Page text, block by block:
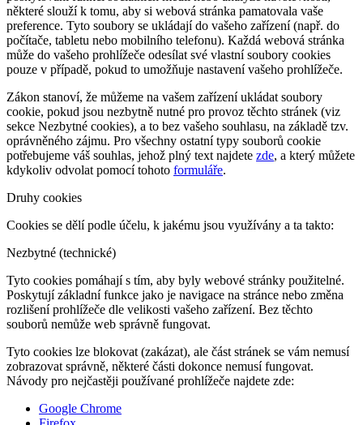
některé slouží k tomu, aby si webová stránka pamatovala vaše
preference. Tyto soubory se ukládají do vašeho zařízení (např. do
počítače, tabletu nebo mobilního telefonu). Každá webová stránka
může do vašeho prohlížeče odesílat své vlastní soubory cookies
pouze v případě, pokud to umožňuje nastavení vašeho prohlížeče.
Zákon stanoví, že můžeme na vašem zařízení ukládat soubory
cookie, pokud jsou nezbytně nutné pro provoz těchto stránek (viz
sekce Nezbytné cookies), a to bez vašeho souhlasu, na základě tzv.
oprávněného zájmu. Pro všechny ostatní typy souborů cookie
potřebujeme váš souhlas, jehož plný text najdete zde, a který můžete
kdykoliv odvolat pomocí tohoto formuláře.
Druhy cookies
Cookies se dělí podle účelu, k jakému jsou využívány a ta takto:
Nezbytné (technické)
Tyto cookies pomáhají s tím, aby byly webové stránky použitelné.
Poskytují základní funkce jako je navigace na stránce nebo změna
rozlišení prohlížeče dle velikosti vašeho zařízení. Bez těchto
souborů nemůže web správně fungovat.
Tyto cookies lze blokovat (zakázat), ale část stránek se vám nemusí
zobrazovat správně, některé části dokonce nemusí fungovat.
Návody pro nejčastěji používané prohlížeče najdete zde:
Google Chrome